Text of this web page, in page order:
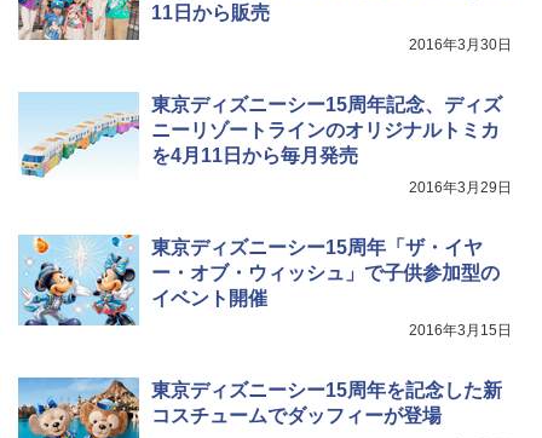
11日から販売
2016年3月30日
東京ディズニーシー15周年記念、ディズ
ニーリゾートラインのオリジナルトミカ
を4月11日から毎月発売
2016年3月29日
東京ディズニーシー15周年「ザ・イヤ
ー・オブ・ウィッシュ」で子供参加型の
イベント開催
2016年3月15日
東京ディズニーシー15周年を記念した新
コスチュームでダッフィーが登場